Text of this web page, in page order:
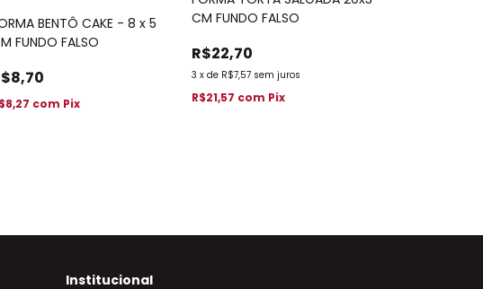
BENTÔ CAKE - 8 x 5
FUNDO FALSO
com Pix
CM FUNDO FALSO
R$22,70
3 x de R$7,57 sem juros
R$21,57 com Pix
Institucional